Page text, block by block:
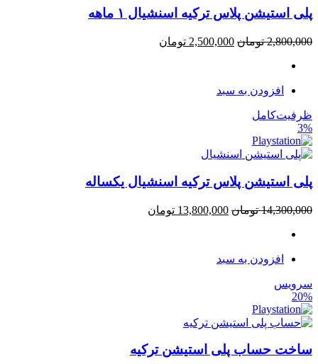
پلی استیشن پلاس ترکیه اسنشیال ۱ ماهه
2,800,000 تومان 2,500,000 تومان
افزودن به سبد
ظرفیت‌کامل
3%
پلی استیشن پلاس ترکیه اسنشیال یکساله
14,300,000 تومان 13,800,000 تومان
افزودن به سبد
سرویس
20%
ساخت حساب پلی استیشن ترکیه